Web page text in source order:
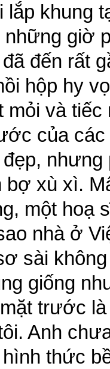
lắp khung
những giờ
đến rất
hộp hy
mỏi và tiếc
của
đẹp,
bợ xù xì.
một hoạ
nhà ở
sài
giống
trước
Anh
thức